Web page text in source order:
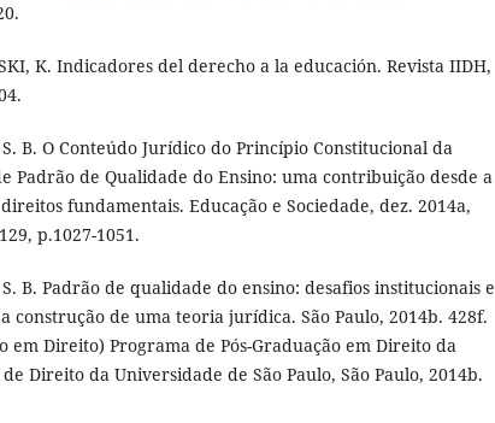
K. Indicadores del derecho a la educación. Revista IIDH,
S. B. O Conteúdo Jurídico do Princípio Constitucional da
Padrão de Qualidade do Ensino: uma contribuição desde a
fundamentais. Educação e Sociedade, dez. 2014a,
p.1027-1051.
S. B. Padrão de qualidade do ensino: desafios institucionais e
construção de uma teoria jurídica. São Paulo, 2014b. 428f.
em Direito) Programa de Pós-Graduação em Direito da
Direito da Universidade de São Paulo, São Paulo, 2014b.